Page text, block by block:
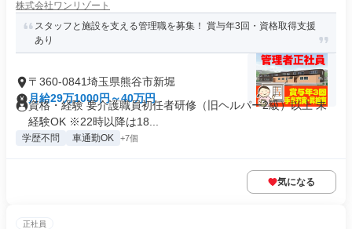
株式会社ワンリゾート
スタッフと施設を支える管理職を募集！ 賞与年3回・資格取得支援
あり
〒360-0841埼玉県熊谷市新堀
月給29万1000円～40万円
資格・経験 要介護職員初任者研修（旧ヘルパー2級）以上 未
経験OK ※22時以降は18...
学歴不問 車通勤OK +7個
気になる
正社員